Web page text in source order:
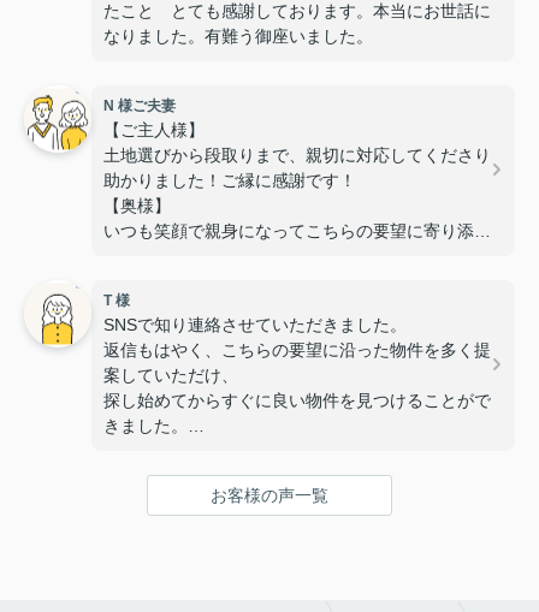
たこと とても感謝しております。本当にお世話に
なりました。有難う御座いました。
N 様ご夫妻
【ご主人様】
土地選びから段取りまで、親切に対応してくださり
助かりました！ご縁に感謝です！
【奥様】
いつも笑顔で親身になってこちらの要望に寄り添っ
また、いつも対応が迅速で丁寧なのでスムーズに手
続きを進めることができました。
無事に素敵な物件に出会うことが出来て感謝してい
ます！
T 様
SNSで知り連絡させていただきました。
返信もはやく、こちらの要望に沿った物件を多く提
案していただけ、
探し始めてからすぐに良い物件を見つけることがで
きました。
すぐに懐き内覧や手続きも安心して行えました。
次ももし機会あれば是非お願いしたいと思える所で
お客様の声一覧